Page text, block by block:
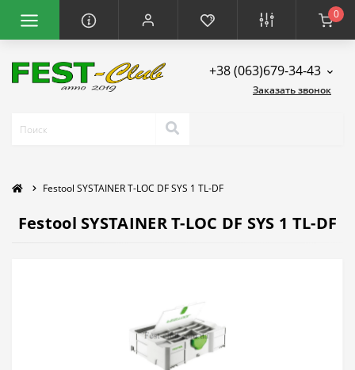
0
+38 (063)679-34-43
Заказать звонок
Festool SYSTAINER T-LOC DF SYS 1 TL-DF
Festool SYSTAINER T-LOC DF SYS 1 TL-DF